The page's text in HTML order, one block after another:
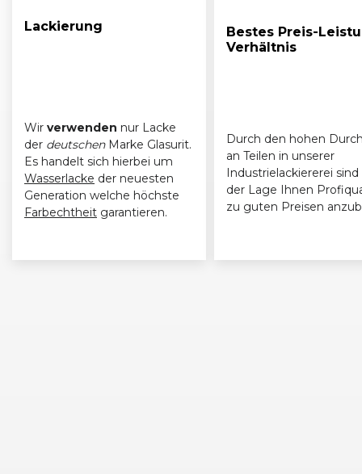
Lackierung
Wir verwenden nur Lacke
der deutschenMarke Glasurit.
Es handelt sich hierbei um
Wasserlacke der neuesten
Generation welche höchste
Farbechtheit garantieren.
Bestes Preis-
Verhältnis
Durch den hohen
an Teilen in unserer
Industrielackiererei sind
der Lage Ihnen
zu guten Preisen